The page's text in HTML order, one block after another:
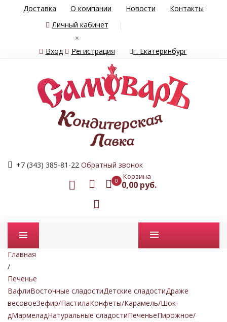
Доставка О компании Новости
Контакты
Личный кабинет
×
Вход
Регистрация г. Екатеринбург
+7 (343) 385-81-22 Обратный звонок
0 Корзина
0,00 руб.
Промо товары
Главная
/
Печенье
ВафлиВосточные сладостиДетские сладостиДраже
весовоеЗефир/ПастилаКонфеты/Карамель/Шок-
дМармеладНатуральные сладостиПеченьеПирожное/